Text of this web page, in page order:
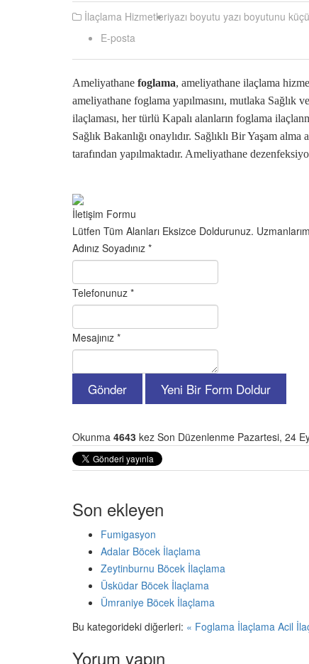
İlaçlama Hizmetleriyazı boyutu yazı boyutunu
E-posta
Ameliyathane foglama, ameliyathane ilaçlama
ameliyathane foglama yapılmasını, mutlaka Sağlık
ilaçlaması, her türlü Kapalı alanların foglama
Sağlık Bakanlığı onaylıdır. Sağlıklı Bir Yaşam
tarafından yapılmaktadır. Ameliyathane
İletişim Formu
Lütfen Tüm Alanları Eksizce Doldurunuz.
Adınız Soyadınız *
Telefonunuz *
Mesajınız *
Okunma 4643 kez Son Düzenlenme Pazartesi, 24
Son ekleyen
Fumigasyon
Adalar Böcek İlaçlama
Zeytinburnu Böcek İlaçlama
Üsküdar Böcek İlaçlama
Ümraniye Böcek İlaçlama
Bu kategorideki diğerleri: « Foglama İlaçlama Acil
Yorum yapın